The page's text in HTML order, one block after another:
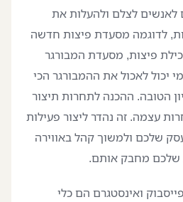
לאנשים לצלם ולהעלות את
לדוגמה מסעדת פיצות חדשה
פיצות, מסעדת המבורגר
יכול לאכול את ההמבורגר הכי
הטובה. ההכנה לתחרות תיצור
עצמה. זה נהדר ליצור פעילות
שלכם ולמשוך קהל באווירה
שלכם מחבק אותם.
ואינסטגרם הם כלי